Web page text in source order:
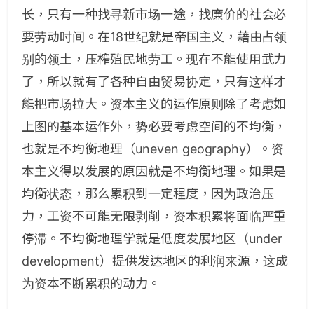
长，只有一种找寻新市场一途，找廉价的社会必
要劳动时间。在18世纪就是帝国主义，藉由占领
别的领土，压榨殖民地劳工。现在不能使用武力
了，所以就有了各种自由贸易协定，只有这样才
能把市场拉大。资本主义的运作原则除了考虑如
上图的基本运作外，势必要考虑空间的不均衡，
也就是不均衡地理（uneven geography）。资
本主义得以发展的原因就是不均衡地理。如果是
均衡状态，那么累积到一定程度，因为政治压
力，工资不可能无限剥削，资本积累将面临严重
停滞。不均衡地理学就是低度发展地区（under
development）提供发达地区的利润来源，这成
为资本不断累积的动力。